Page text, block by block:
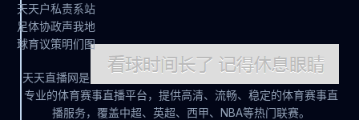
天
足
球
天
体
育
户
协
议
私
政
策
责
声
明
系
我
们
站
地
图
天天直播网是
专业的体育赛事直播平台，提供高清、流畅、稳定的体育赛事直
播服务，覆盖中超、英超、西甲、NBA等热门联赛。